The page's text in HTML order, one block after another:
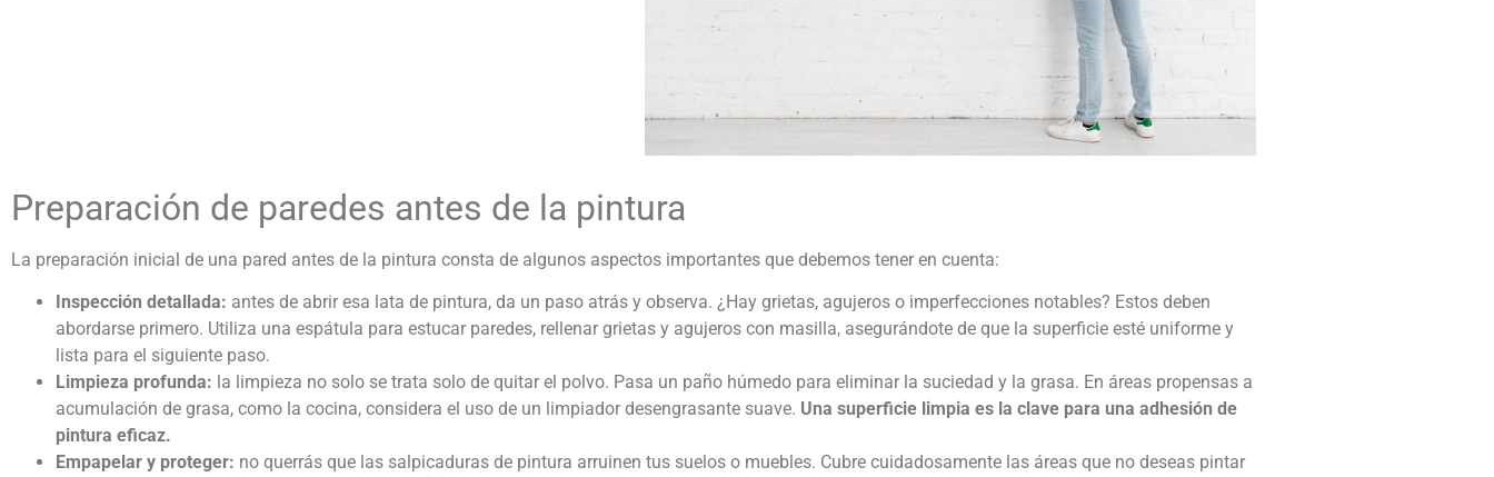
Preparación de paredes antes de la pintura
La preparación inicial de una pared antes de la pintura consta de algunos aspectos importantes que debemos tener en cuenta:
Inspección detallada: antes de abrir esa lata de pintura, da un paso atrás y observa. ¿Hay grietas, agujeros o imperfecciones notables? Estos deben
abordarse primero. Utiliza una espátula para estucar paredes, rellenar grietas y agujeros con masilla, asegurándote de que la superficie esté uniforme y
lista para el siguiente paso.
Limpieza profunda: la limpieza no solo se trata solo de quitar el polvo. Pasa un paño húmedo para eliminar la suciedad y la grasa. En áreas propensas a
acumulación de grasa, como la cocina, considera el uso de un limpiador desengrasante suave. Una superficie limpia es la clave para una adhesión de
pintura eficaz.
Empapelar y proteger: no querrás que las salpicaduras de pintura arruinen tus suelos o muebles. Cubre cuidadosamente las áreas que no deseas pintar